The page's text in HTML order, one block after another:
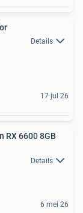
Details
17 jul 26
RX 6600 8GB
Details
6 mei 26